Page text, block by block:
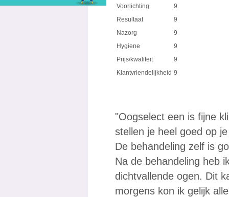
Voorlichting
9
Resultaat
9
Nazorg
9
Hygiene
9
Prijs/kwaliteit
9
Klantvriendelijkheid 9
"Oogselect een is fijne
stellen je heel goed op
De behandeling zelf is
Na de behandeling heb
dichtvallende ogen. Dit
morgens kon ik gelijk